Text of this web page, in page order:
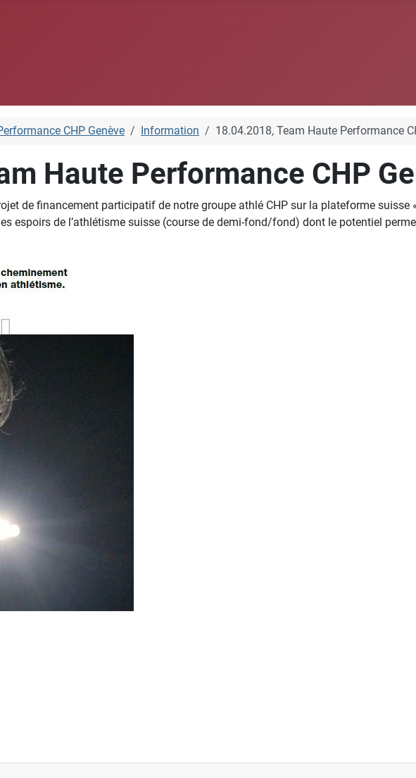
CHP Genève Information 18.04.2018, Team Haute Performance
Haute Performance CHP
de financement participatif de notre groupe athlé CHP sur la plateforme suisse
espoirs de l’athlétisme suisse (course de demi-fond/fond) dont le potentiel
week-end riche en performances